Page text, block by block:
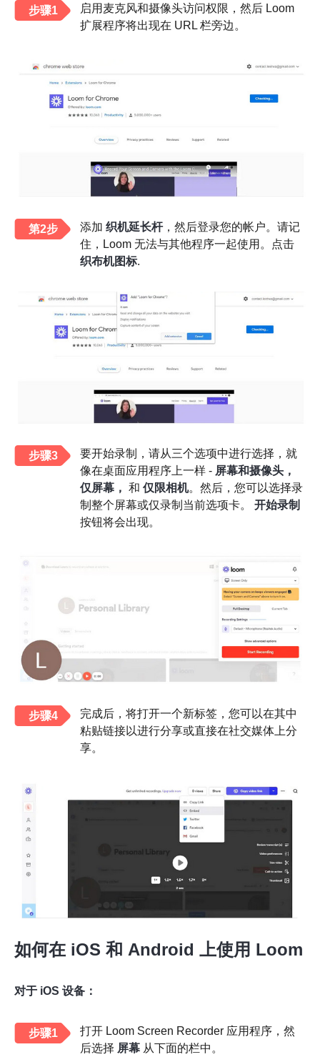
步骤1
启用麦克风和摄像头访问权限，然后 Loom
扩展程序将出现在 URL 栏旁边。
第2步 添加 织机延长杆，然后登录您的帐户。请记
住，Loom 无法与其他程序一起使用。点击
织布机图标.
步骤3
要开始录制，请从三个选项中进行选择，就
像在桌面应用程序上一样 - 屏幕和摄像头，
仅屏幕， 和 仅限相机。然后，您可以选择录
制整个屏幕或仅录制当前选项卡。 开始录制
按钮将会出现。
步骤4
完成后，将打开一个新标签，您可以在其中
粘贴链接以进行分享或直接在社交媒体上分
享。
如何在 iOS 和 Android 上使用 Loom
对于 iOS 设备：
步骤1
打开 Loom Screen Recorder 应用程序，然
后选择 屏幕 从下面的栏中。